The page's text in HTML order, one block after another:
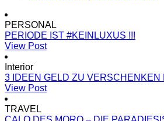
PERSONAL
PERIODE IST #KEINLUXUS !!!
View Post
Interior
3 IDEEN GELD ZU VERSCHENKEN
View Post
TRAVEL